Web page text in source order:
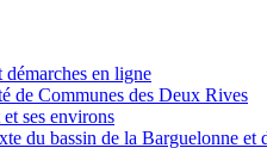
démarches en ligne
de Communes des Deux Rives
ses environs
du bassin de la Barguelonne et